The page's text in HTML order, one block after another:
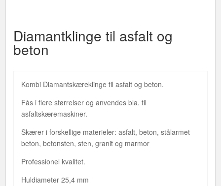
Diamantklinge til asfalt og
beton
Kombi Diamantskæreklinge til asfalt og beton.
Fås i flere størrelser og anvendes bla. til
asfaltskæremaskiner.
Skærer i forskellige materieler: asfalt, beton, stålarmet
beton, betonsten, sten, granit og marmor
Professionel kvalitet.
Huldiameter 25,4 mm